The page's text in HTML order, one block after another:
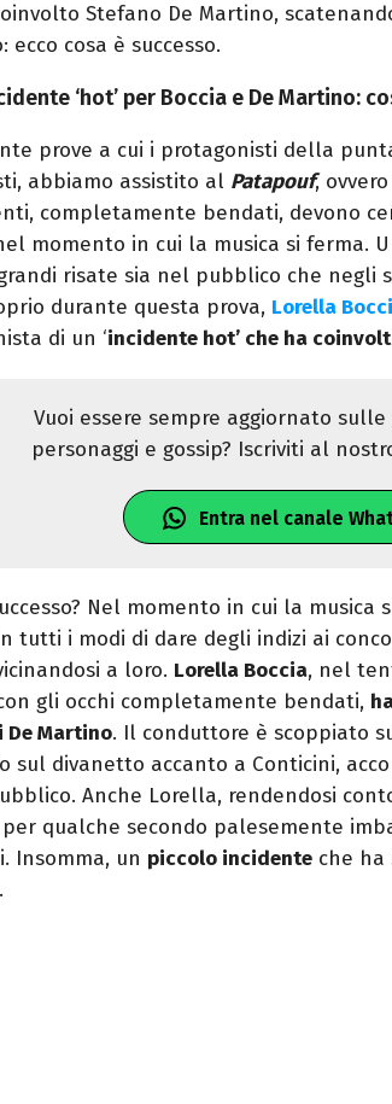
Stefano De Martino,
ecco cosa è successo.
‘hot’ per Boccia e De Martino:
prove a cui i protagonisti della
abbiamo assistito al Patapouf,
completamente bendati, devono
momento in cui la musica si ferma.
risate sia nel pubblico che negli
durante questa prova, Lorella
di un ‘incidente hot’ che ha
Vuoi essere sempre aggiornato sulle
personaggi e gossip? Iscriviti al
Entra nel canale
Nel momento in cui la musica
tutti i modi di dare degli indizi ai
a loro. Lorella Boccia, nel
gli occhi completamente bendati,
De Martino. Il conduttore è scoppiato
sul divanetto accanto a Conticini,
Anche Lorella, rendendosi
qualche secondo palesemente
Insomma, un piccolo incidente che